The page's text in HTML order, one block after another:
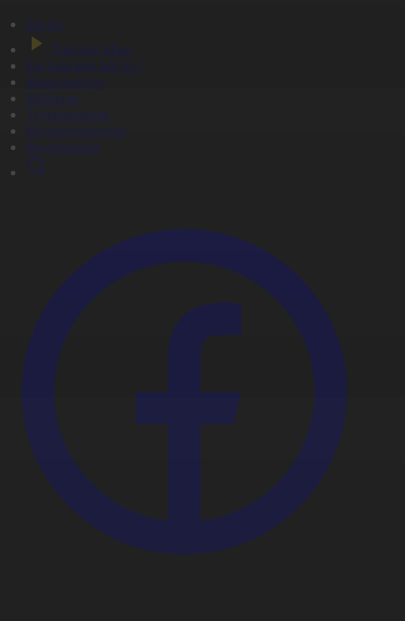
Басты
Тікелей эфир
Бағдарлама кестесі
Жаңалықтар
Жобалар
Телехикаялар
Мультсериалдар
Видеоархив